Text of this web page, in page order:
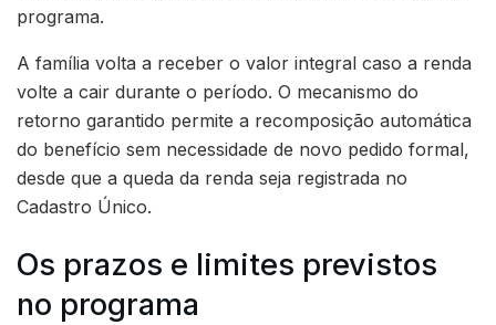
programa.
A família volta a receber o valor integral caso a renda
volte a cair durante o período. O mecanismo do
retorno garantido permite a recomposição automática
do benefício sem necessidade de novo pedido formal,
desde que a queda da renda seja registrada no
Cadastro Único.
Os prazos e limites previstos
no programa